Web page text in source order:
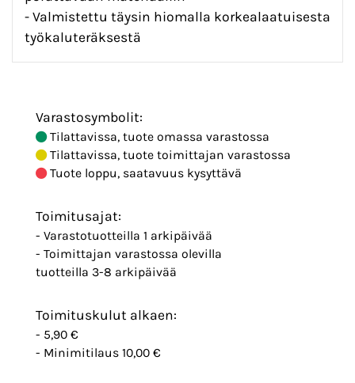
- Valmistettu täysin hiomalla korkealaatuisesta
työkaluteräksestä
Varastosymbolit:
Tilattavissa, tuote omassa varastossa
Tilattavissa, tuote toimittajan varastossa
Tuote loppu, saatavuus kysyttävä
Toimitusajat:
- Varastotuotteilla 1 arkipäivää
- Toimittajan varastossa olevilla
tuotteilla 3-8 arkipäivää
Toimituskulut alkaen:
- 5,90 €
- Minimitilaus 10,00 €